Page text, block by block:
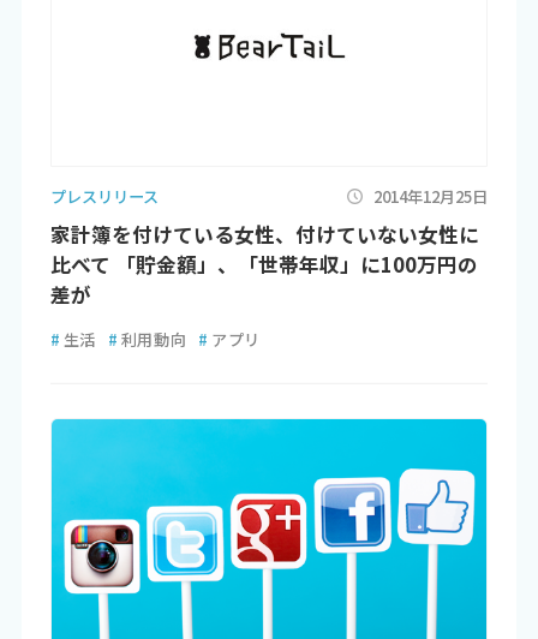
プレスリリース 2014年12月25日
家計簿を付けている女性、付けていない女性に
比べて 「貯金額」、「世帯年収」に100万円の
差が
# 生活 # 利用動向 # アプリ